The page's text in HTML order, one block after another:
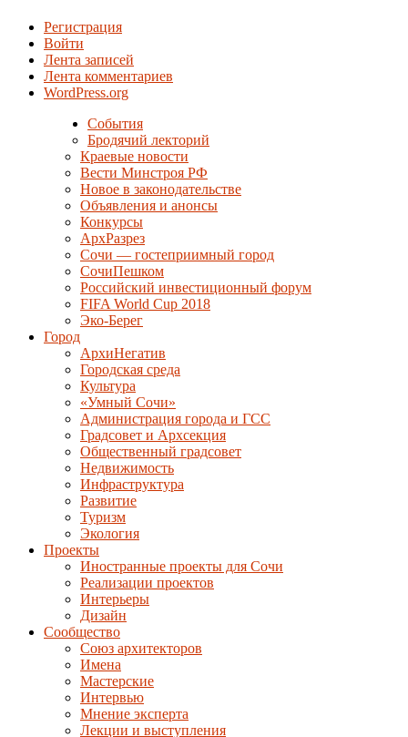
Регистрация
Войти
Лента записей
Лента комментариев
WordPress.org
События
Бродячий лекторий
Краевые новости
Вести Минстроя РФ
Новое в законодательстве
Объявления и анонсы
Конкурсы
АрхРазрез
Сочи — гостеприимный город
СочиПешком
Российский инвестиционный форум
FIFA World Cup 2018
Эко-Берег
Город
АрхиНегатив
Городская среда
Культура
«Умный Сочи»
Администрация города и ГСС
Градсовет и Архсекция
Общественный градсовет
Недвижимость
Инфраструктура
Развитие
Туризм
Экология
Проекты
Иностранные проекты для Сочи
Реализации проектов
Интерьеры
Дизайн
Сообщество
Союз архитекторов
Имена
Мастерские
Интервью
Мнение эксперта
Лекции и выступления